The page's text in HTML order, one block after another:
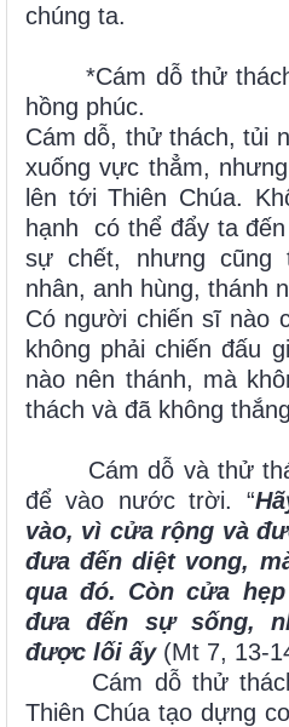
chúng ta.
*Cám dỗ thử thách
hồng phúc.
Cám dỗ, thử thách, tủi
xuống vực thẳm,
lên tới Thiên Chúa.
hạnh có thể đẩy ta
sự chết, nhưng cũng
nhân, anh hùng, thánh
Có người chiến sĩ nào
không phải chiến đấu
nào nên thánh, mà
thách và đã không
Cám dỗ và thử
để vào nước trời. “
vào, vì cửa rộng và
đưa đến diệt vong,
qua đó. Còn cửa
đưa đến sự sống,
được lối ấy (Mt 7, 13-
Cám dỗ thử thách
Thiên Chúa tạo dựng